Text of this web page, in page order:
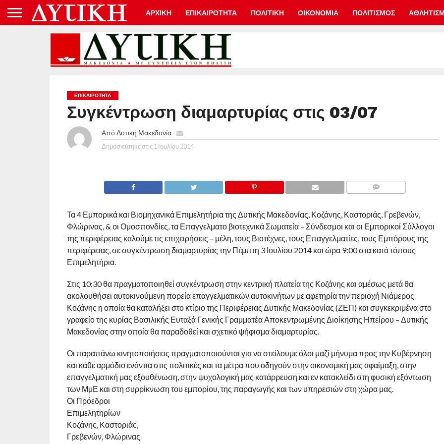
ΑΡΧΙΚΗ ΕΠΙΚΑΙΡΟΤΗΤΑ ΠΟΛΙΤΙΚΗ ΟΙΚΟΝΟΜΙΑ ΠΟΛΙΤΙΣΜΟΣ
ΕΠΙΚΑΙΡΟΤΗΤΑ
Συγκέντρωση διαμαρτυρίας στις 03/07
ΑπόΔυτική Μακεδονία
Δημοσιεύτηκε στις 1 Ιουλίου 2014
Τα 4 Εμπορικά και Βιομηχανικά Επιμελητήρια της Δυτικής Μακεδονίας, Κοζάνης, Καστοριάς, Γρεβενών,
Φλώρινας, & οι Ομοσπονδίες, τα Επαγγελματο βιοτεχνικά Σωματεία – Σύνδεσμοι και οι Εμπορικοί Σύλλογοι
της περιφέρειας καλούμε τις επιχειρήσεις – μέλη, τους Βιοτέχνες, τους Επαγγελματίες, τους Εμπόρους της
περιφέρειας, σε συγκέντρωση διαμαρτυρίας την Πέμπτη 3 Ιουλίου 2014 και ώρα 9:00 στα κατά τόπους
Επιμελητήρια.
Στις 10:30 θα πραγματοποιηθεί συγκέντρωση στην κεντρική πλατεία της Κοζάνης και αμέσως μετά θα
ακολουθήσει αυτοκινούμενη πορεία επαγγελματικών αυτοκινήτων με αφετηρία την περιοχή Νιάμερος
Κοζάνης η οποία θα καταλήξει στο κτίριο της Περιφέρειας Δυτικής Μακεδονίας (ΖΕΠ) και συγκεκριμένα στο
γραφείο της κυρίας Βασιλικής Ευταξά Γενικής Γραμματέα Αποκεντρωμένης Διοίκησης Ηπείρου – Δυτικής
Μακεδονίας στην οποία θα παραδοθεί και σχετικό ψήφισμα διαμαρτυρίας.
Οι παραπάνω κινητοποιήσεις πραγματοποιούνται για να στείλουμε όλοι μαζί μήνυμα προς την Κυβέρνηση
και κάθε αρμόδιο ενάντια στις πολιτικές και τα μέτρα που οδηγούν στην οικονομική μας αφαίμαξη, στην
επαγγελματική μας εξουθένωση, στην ψυχολογική μας κατάρρευση και εν κατακλείδι στη φυσική εξόντωση
των ΜμΕ και στη συρρίκνωση του εμπορίου, της παραγωγής και των υπηρεσιών στη χώρα μας.
Οι Πρόεδροι
Επιμελητηρίων
Κοζάνης, Καστοριάς,
Γρεβενών, Φλώρινας